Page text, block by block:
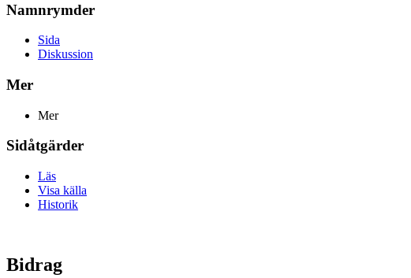
Namnrymder
Sida
Diskussion
Mer
Mer
Sidåtgärder
Läs
Visa källa
Historik
Bidrag